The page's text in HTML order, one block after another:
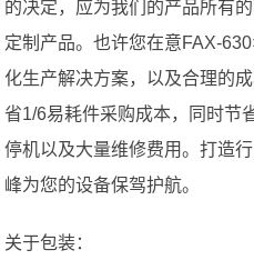
的决定，应为我们的产品所有
定制产品。也许您在意FAX-
化生产解决方案，以及合理的
省1/6易耗件采购成本，同时节
停机以及大量维修费用。打造
峰为您的设备保驾护航。
关于包装：